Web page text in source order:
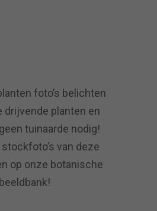
foto’s belichten
drijvende planten en
tuinaarde nodig!
van deze
op onze botanische
beeldbank!